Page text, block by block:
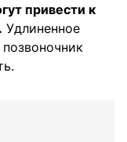
привести к
Удлиненное